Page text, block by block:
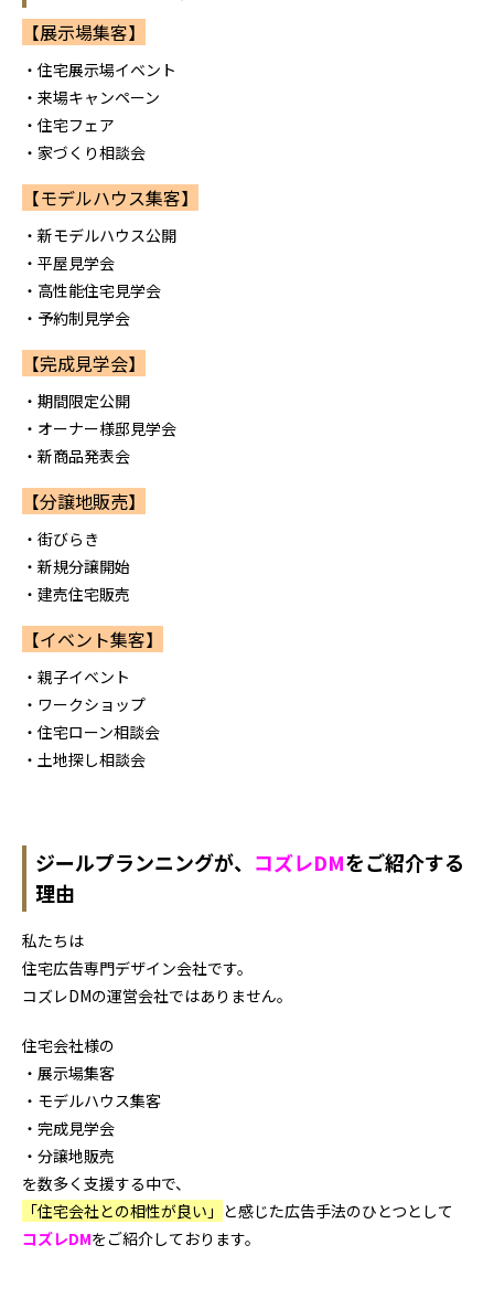
【展示場集客】
・住宅展示場イベント
・来場キャンペーン
・住宅フェア
・家づくり相談会
【モデルハウス集客】
・新モデルハウス公開
・平屋見学会
・高性能住宅見学会
・予約制見学会
【完成見学会】
・期間限定公開
・オーナー様邸見学会
・新商品発表会
【分譲地販売】
・街びらき
・新規分譲開始
・建売住宅販売
【イベント集客】
・親子イベント
・ワークショップ
・住宅ローン相談会
・土地探し相談会
ジールプランニングが、 コズレDMをご紹介する
理由
私たちは
住宅広告専門デザイン会社です。
コズレDMの運営会社ではありません。
住宅会社様の
・展示場集客
・モデルハウス集客
・完成見学会
・分譲地販売
を数多く支援する中で、
「住宅会社との相性が良い」 と感じた広告手法のひとつとして
コズレDMをご紹介しております。